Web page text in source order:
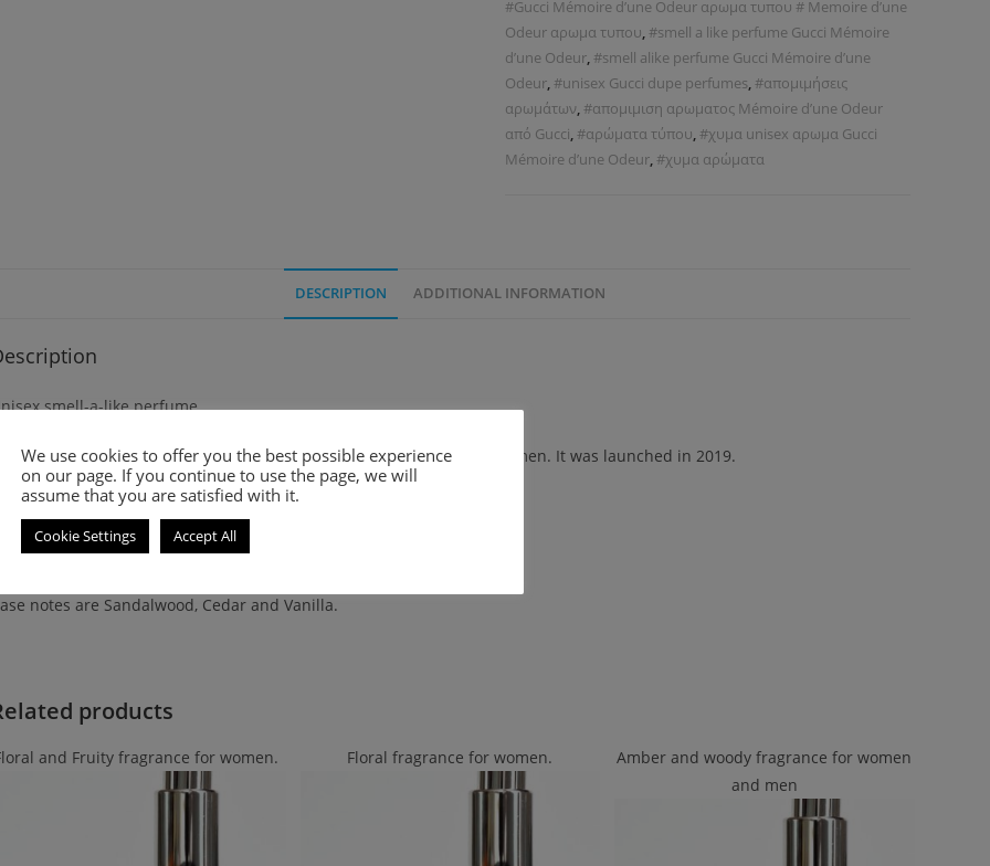
#Gucci Mémoire d’une Odeur αρωμα τυπου # Memoire d’une
Odeur αρωμα τυπου, #smell a like perfume Gucci Mémoire
d’une Odeur, #smell alike perfume Gucci Mémoire d’une
Odeur, #unisex Gucci dupe perfumes, #απομιμήσεις
αρωμάτων, #απομιμιση αρωματος Mémoire d’une Odeur
από Gucci, #αρώματα τύπου, #χυμα unisex αρωμα Gucci
Mémoire d’une Odeur, #χυμα αρώματα
DESCRIPTION ADDITIONAL INFORMATION
smell-a-like perfume
Mémoire d’une Odeur is a Mineral Aromatic fragrance for women and men. It was launched in 2019.
Top notes are Chamomile and Bitter Almond
Middle notes are Musk, Indian Jasmine and Jasmine
notes are Sandalwood, Cedar and Vanilla.
products
and Fruity fragrance for women. Floral fragrance for women.
Amber and woody fragrance for women
and men
We use cookies to offer you the best possible experience
on our page. If you continue to use the page, we will
assume that you are satisfied with it.
Cookie Settings Accept All